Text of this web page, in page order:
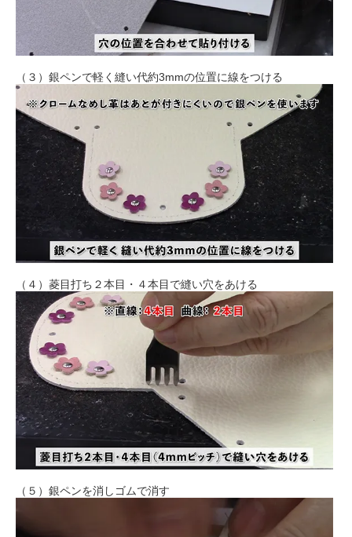
（３）銀ペンで軽く縫い代約3mmの位置に線をつける
（４）菱目打ち２本目・４本目で縫い穴をあける
（５）銀ペンを消しゴムで消す